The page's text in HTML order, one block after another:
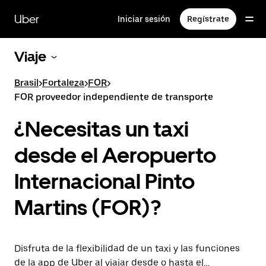
contenido
principal
Uber Iniciar sesión Regístrate
Viaje
Brasil>Fortaleza>FOR>
FOR proveedor independiente de transporte
¿Necesitas un taxi
desde el Aeropuerto
Internacional Pinto
Martins (FOR)?
Disfruta de la flexibilidad de un taxi y las funciones
de la app de Uber al viajar desde o hasta el